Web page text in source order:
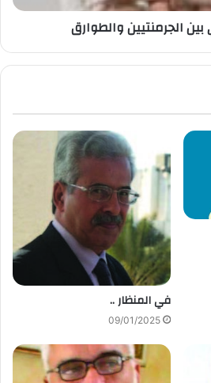
بين الجرمنتيين والطوارق
في المنظار ..
09/01/2025